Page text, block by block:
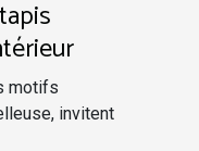
motifs
invitent